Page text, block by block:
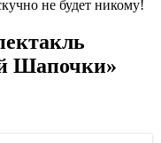
не будет никому!
Шапочки»